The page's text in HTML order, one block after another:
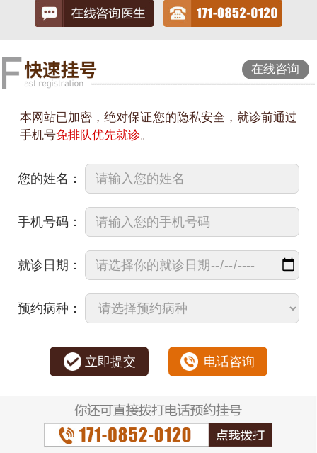
在线咨询
本网站已加密，绝对保证您的隐私安全，就诊前通过
手机号免排队优先就诊。
您的姓名：
手机号码：
就诊日期：
预约病种：
立即提交 电话咨询